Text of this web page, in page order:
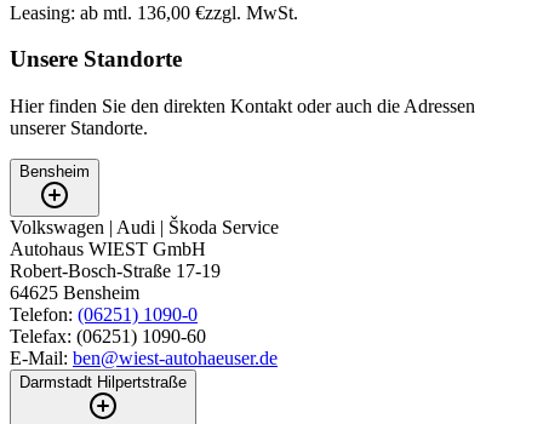
Leasing: ab mtl. 136,00 €zzgl. MwSt.
Unsere Standorte
Hier finden Sie den direkten Kontakt oder auch die Adressen
unserer Standorte.
Bensheim
Volkswagen | Audi | Škoda Service
Autohaus WIEST GmbH
‍Robert-Bosch-Straße 17-19
64625 Bensheim
Telefon: (06251) 1090-0
Telefax: (06251) 1090-60
E-Mail: ben@wiest-autohaeuser.de
Darmstadt Hilpertstraße